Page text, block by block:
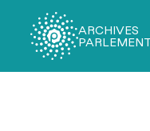
ARCHIVES